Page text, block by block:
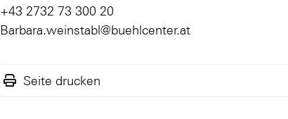
+43 2732 73 300 20
Barbara.weinstabl@buehlcenter.at
Seite drucken